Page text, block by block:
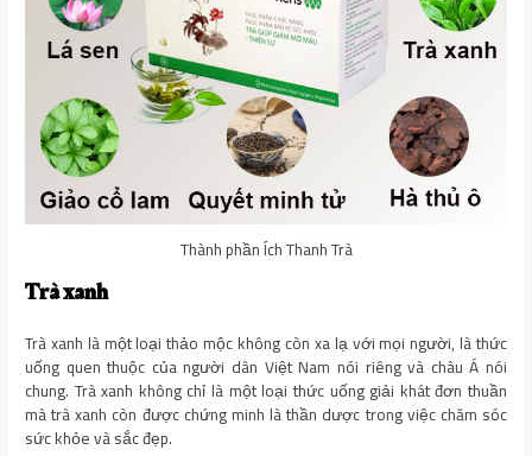
Thành phần Ích Thanh Trà
Trà xanh
Trà xanh là một loại thảo mộc không còn xa lạ với mọi người, là thức
uống quen thuộc của người dân Việt Nam nói riêng và châu Á nói
chung. Trà xanh không chỉ là một loại thức uống giải khát đơn thuần
mà trà xanh còn được chứng minh là thần dược trong việc chăm sóc
sức khỏe và sắc đẹp.